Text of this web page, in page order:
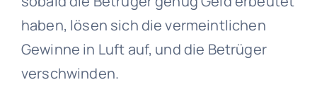
haben, lösen sich die vermeintlichen
Gewinne in Luft auf, und die Betrüger
verschwinden.